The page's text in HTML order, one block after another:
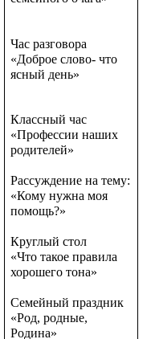
Час разговора
«Доброе слово- что
ясный день»
Классный час
«Профессии наших
родителей»
Рассуждение на тему:
«Кому нужна моя
помощь?»
Круглый стол
«Что такое правила
хорошего тона»
Семейный праздник
«Род, родные,
Родина»